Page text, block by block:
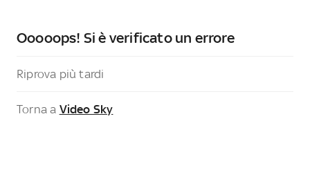
Ooooops! Si è verificato un errore
Riprova più tardi
Torna a Video Sky